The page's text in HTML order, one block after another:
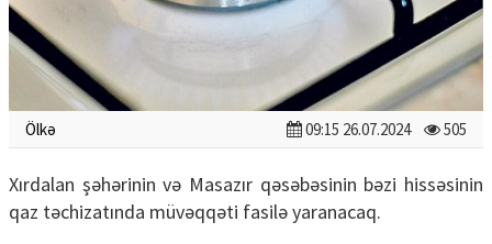
Ölkə 09:15 26.07.2024 505
Xırdalan şəhərinin və Masazır qəsəbəsinin bəzi hissəsinin
qaz təchizatında müvəqqəti fasilə yaranacaq.